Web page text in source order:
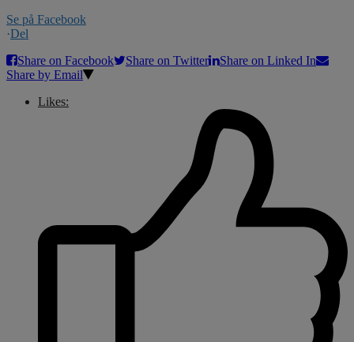
Se på Facebook
·Del
Share on Facebook
Share on Twitter
Share on Linked In
Share by Email
Likes: